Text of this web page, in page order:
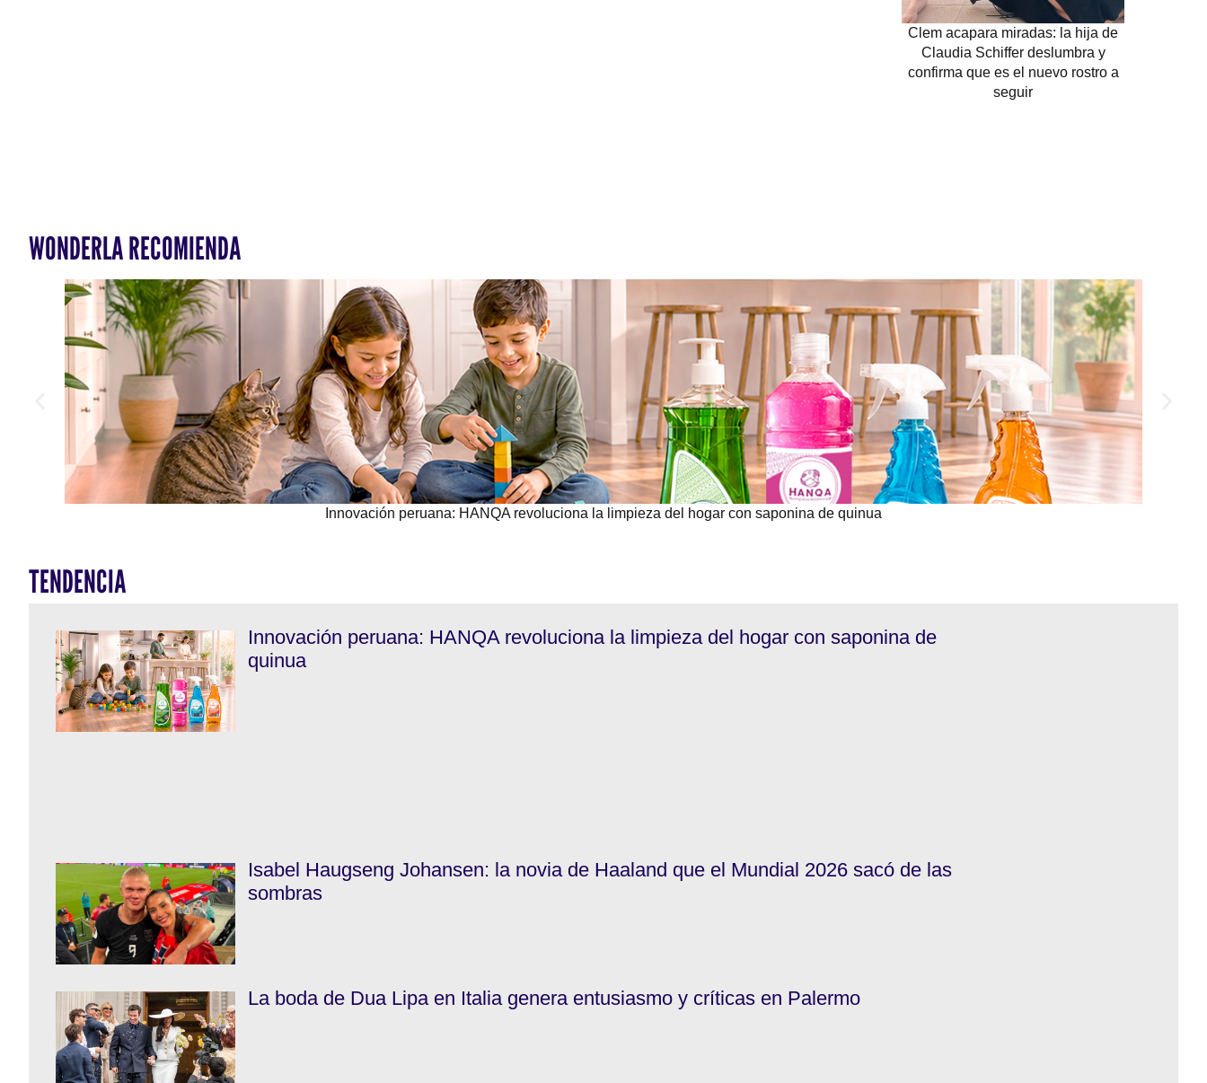
Clem acapara miradas: la hija de
Claudia Schiffer deslumbra y
confirma que es el nuevo rostro a
seguir
WONDERLA RECOMIENDA
Innovación peruana: HANQA revoluciona la limpieza del hogar con saponina de quinua
TENDENCIA
Innovación peruana: HANQA revoluciona la limpieza del hogar con saponina de
quinua
Isabel Haugseng Johansen: la novia de Haaland que el Mundial 2026 sacó de las
sombras
La boda de Dua Lipa en Italia genera entusiasmo y críticas en Palermo